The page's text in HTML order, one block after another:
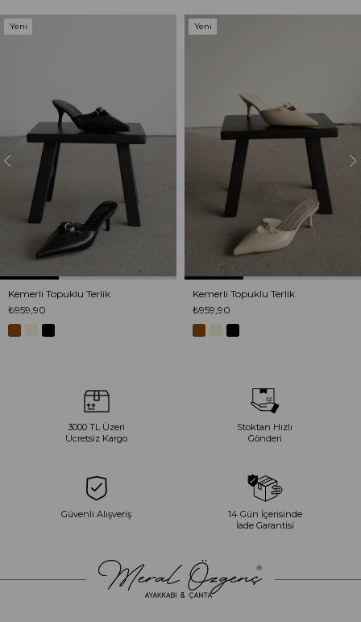
Kemerli Topuklu Terlik
₺959,90
Yeni
Kemerli Topuklu Terlik
₺959,90
Yeni
3000 TL Üzeri
Ücretsiz Kargo
Stoktan Hızlı
Gönderi
Güvenli Alışveriş
14 Gün İçerisinde
İade Garantisi